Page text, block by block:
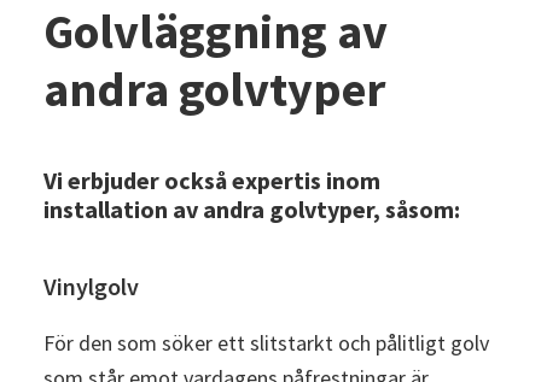
Golvläggning av
andra golvtyper
Vi erbjuder också expertis inom
installation av andra golvtyper, såsom:
Vinylgolv
För den som söker ett slitstarkt och pålitligt golv